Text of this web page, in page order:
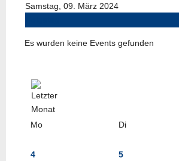
Samstag, 09. März 2024
Es wurden keine Events gefunden
Mo Di
4 5